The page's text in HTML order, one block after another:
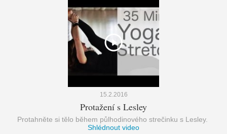
15.2.2016
Protažení s Lesley
Protahněte si tělo během půlhodinového strečinku s Lesley.
Shlédnout video